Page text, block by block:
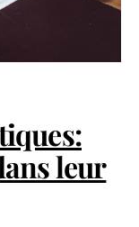
leur